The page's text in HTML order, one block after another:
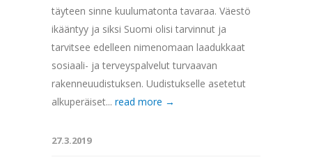
täyteen sinne kuulumatonta tavaraa. Väestö
ikääntyy ja siksi Suomi olisi tarvinnut ja
tarvitsee edelleen nimenomaan laadukkaat
sosiaali- ja terveyspalvelut turvaavan
rakenneuudistuksen. Uudistukselle asetetut
alkuperäiset... read more →
27.3.2019